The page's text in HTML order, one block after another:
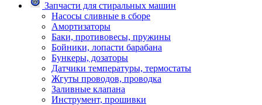
Запчасти для стиральных машин
Насосы сливные в сборе
Амортизаторы
Баки, противовесы, пружины
Бойники, лопасти барабана
Бункеры, дозаторы
Датчики температуры, термостаты
Жгуты проводов, проводка
Заливные клапана
Инструмент, прошивки